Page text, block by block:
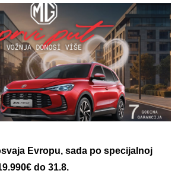
Evropu, sada po specijalnoj
do 31.8.